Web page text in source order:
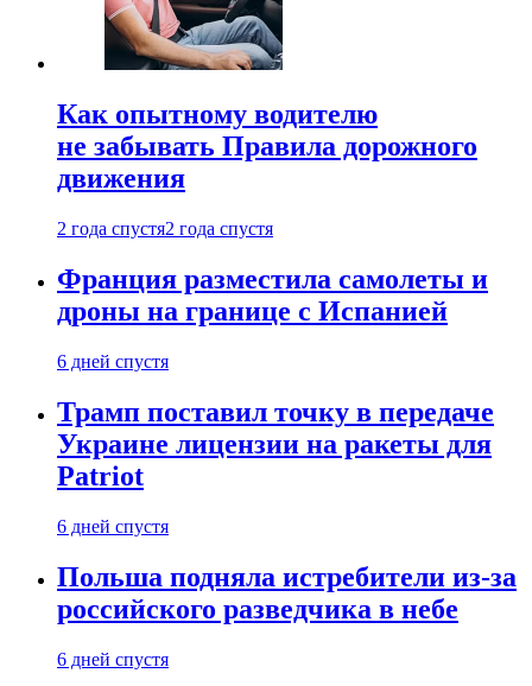
Как опытному водителю
не забывать Правила дорожного
движения
2 года спустя2 года спустя
Франция разместила самолеты и
дроны на границе с Испанией
6 дней спустя
Трамп поставил точку в передаче
Украине лицензии на ракеты для
Patriot
6 дней спустя
Польша подняла истребители из-за
российского разведчика в небе
6 дней спустя